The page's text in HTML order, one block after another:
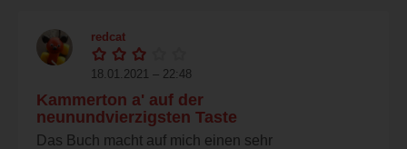
redcat
18.01.2021 – 22:48
Kammerton a' auf der
neunundvierzigsten Taste
Das Buch macht auf mich einen sehr